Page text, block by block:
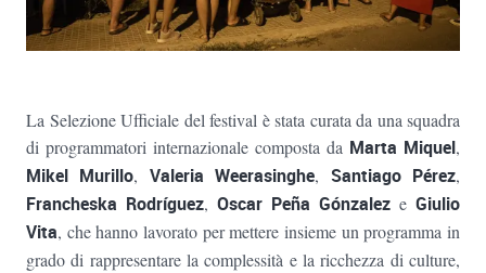
La Selezione Ufficiale del festival è stata curata da una squadra
di programmatori internazionale composta da Marta Miquel,
Mikel Murillo, Valeria Weerasinghe, Santiago Pérez,
Francheska Rodríguez, Oscar Peña Gónzalez e Giulio
Vita, che hanno lavorato per mettere insieme un programma in
grado di rappresentare la complessità e la ricchezza di culture,